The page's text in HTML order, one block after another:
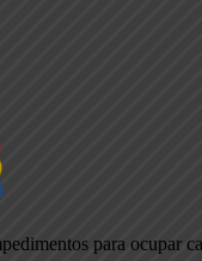
para ocupar